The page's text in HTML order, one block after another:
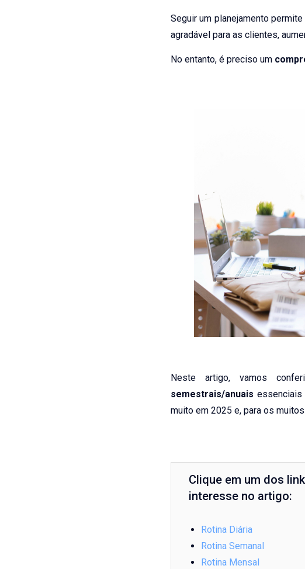
Seguir um planejamento
agradável para as clientes,
No entanto, é preciso um
Neste artigo, vamos
semestrais/anuais
muito em 2025 e, para os
Clique em um dos
interesse no artigo:
Rotina Diária
Rotina Semanal
Rotina Mensal